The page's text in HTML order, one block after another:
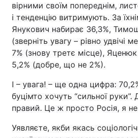
вірними своїм попереднім,
і тенденцію витримують. За
Янукович набирає 36,3%,
(зверніть увагу – рівно удвічі
7% (знову третє місце),
5,2% (добре, що не 2%).
І – увага! – ще одна цифра:
буцімто хочуть “сильної
правий. Це ж просто Росія, я не
Уявляєте, якби якась